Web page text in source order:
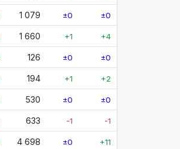
1 079 ±0 ±0
1 660 +1 +4
126 ±0 ±0
194 +1 +2
530 ±0 ±0
633 -1 -1
4 698 ±0 +11